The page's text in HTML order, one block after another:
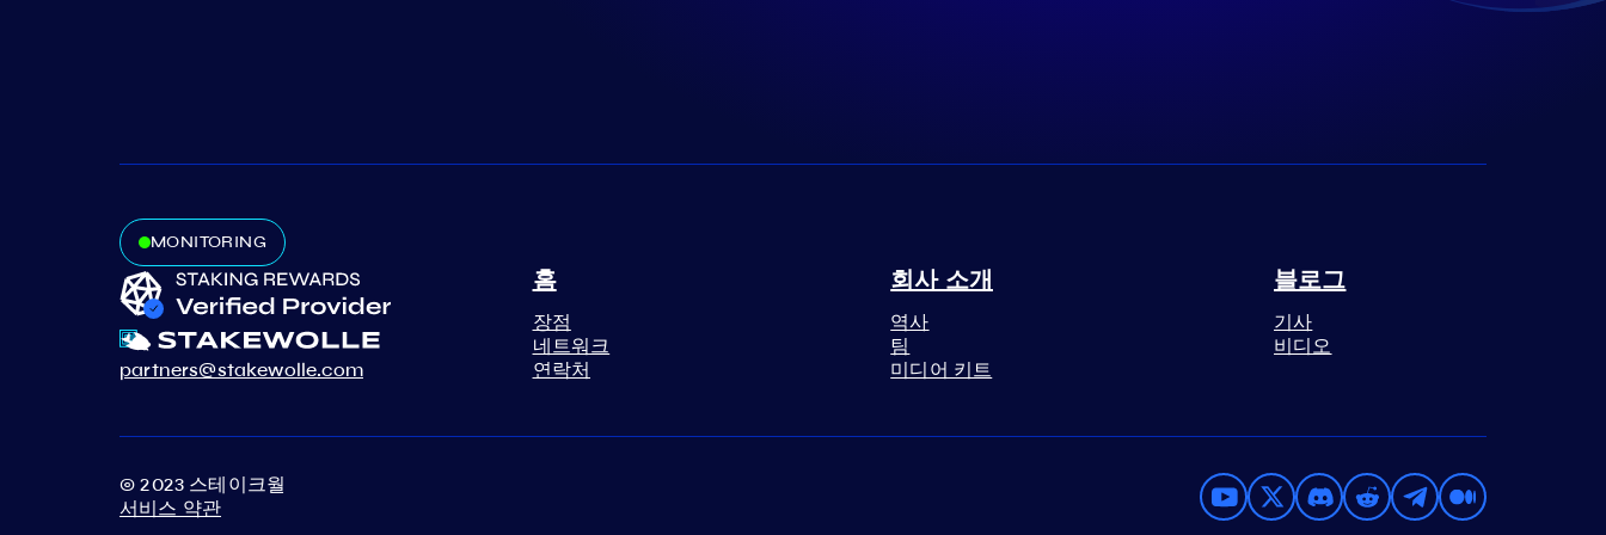
MONITORING
partners@stakewolle.com
홈
장점
네트워크
연락처
회사 소개
역사
팀
미디어 키트
블로그
기사
비디오
© 2023 스테이크월
서비스 약관